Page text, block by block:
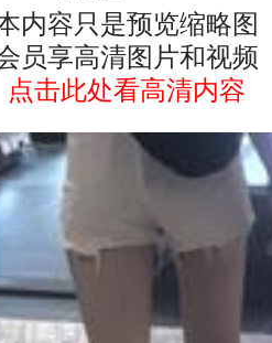
内容只是预览缩略图
员享高清图片和视频
点击此处看高清内容